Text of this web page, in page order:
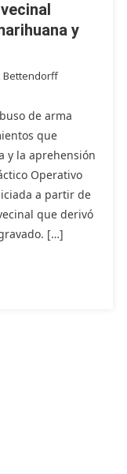
y
Bettendorff
de arma
que
y la aprehensión
Operativo
a partir de
que derivó
[…]